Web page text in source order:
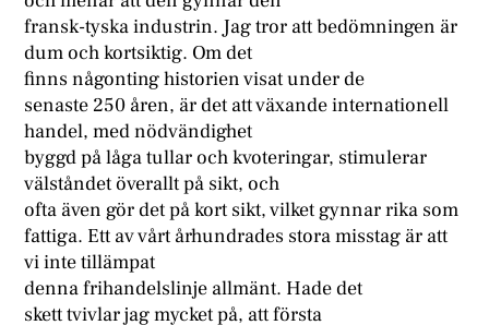
fransk-tyska industrin. Jag tror att bedömningen är
dum och kortsiktig. Om det
finns någonting historien visat under de
senaste 250 åren, är det att växande internationell
handel, med nödvändighet
byggd på låga tullar och kvoteringar, stimulerar
välståndet överallt på sikt, och
ofta även gör det på kort sikt, vilket gynnar rika som
fattiga. Ett av vårt århundrades stora misstag är att
vi inte tillämpat
denna frihandelslinje allmänt. Hade det
skett tvivlar jag mycket på, att första